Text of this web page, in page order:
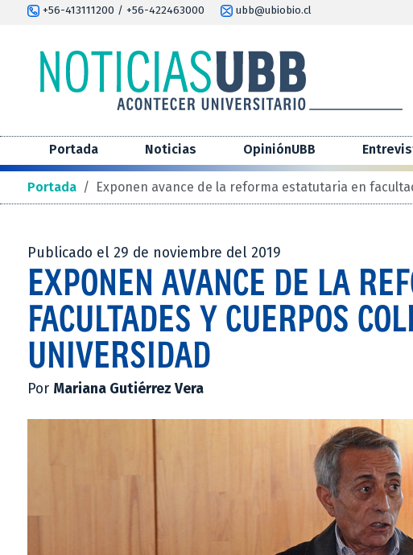
+56-413111200 / +56-422463000 ubb@ubiobio.cl
Portada Noticias OpiniónUBB
Portada / Exponen avance de la reforma estatutaria en
Publicado el 29 de noviembre del 2019
EXPONEN AVANCE DE LA
FACULTADES Y CUERPOS
UNIVERSIDAD
Por Mariana Gutiérrez Vera